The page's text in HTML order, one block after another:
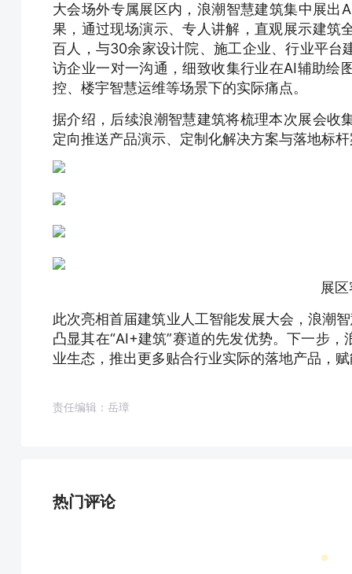
大会场外专属展区内，浪潮智慧建筑集中展出
果，通过现场演示、专人讲解，直观展示建筑
百人，与30余家设计院、施工企业、行业平台
访企业一对一沟通，细致收集行业在AI辅助绘
控、楼宇智慧运维等场景下的实际痛点。
据介绍，后续浪潮智慧建筑将梳理本次展会收
定向推送产品演示、定制化解决方案与落地标
展
此次亮相首届建筑业人工智能发展大会，浪潮
凸显其在“AI+建筑”赛道的先发优势。下一步
业生态，推出更多贴合行业实际的落地产品，
责任编辑：岳璋
热门评论